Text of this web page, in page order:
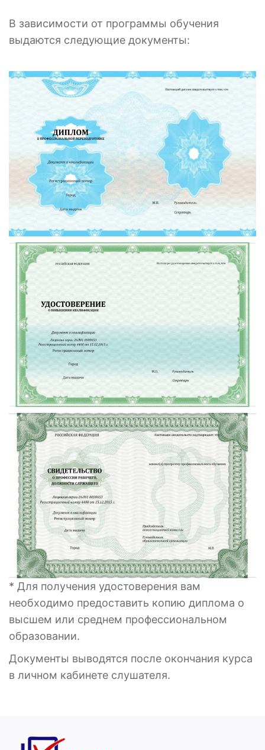
В зависимости от программы обучения
выдаются следующие документы:
* Для получения удостоверения вам
необходимо предоставить копию диплома о
высшем или среднем профессиональном
образовании.
Документы выводятся после окончания курса
в личном кабинете слушателя.